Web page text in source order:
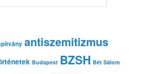
antiszemitizmus
Budapest BZSH Bét Sálom